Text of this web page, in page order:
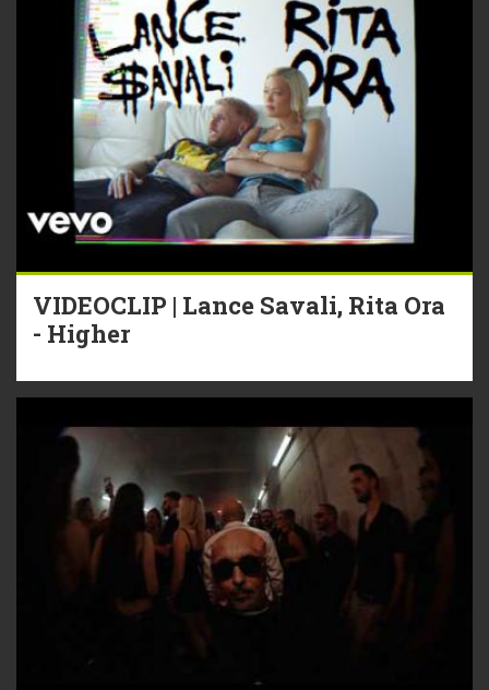
VIDEOCLIP | Lance Savali, Rita Ora
- Higher